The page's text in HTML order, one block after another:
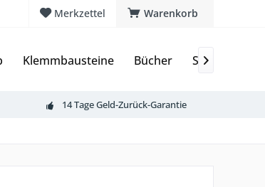
Warenkorb
Merkzettel
Klemmbausteine Bücher 
14 Tage Geld-Zurück-Garantie